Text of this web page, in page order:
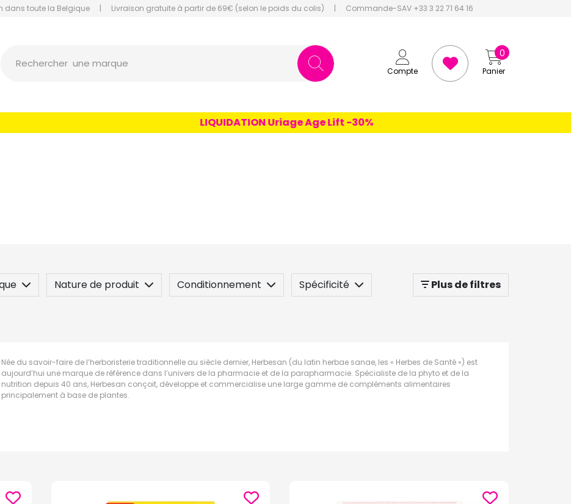
dans toute la Belgique | Livraison gratuite à partir de 69€ (selon le poids du colis) | Commande-SAV +33 3 22 71 64 16
Compte Panier
0
Rechercher un conseil
une marque
LIQUIDATION Uriage Age Lift -30%
Nature de produit Conditionnement
Spécificité
Plus de filtres
Née du savoir-faire de l’herboristerie traditionnelle au siècle dernier, Herbesan (du latin herbae sanae, les « Herbes de Santé ») est
aujourd’hui une marque de référence dans l’univers de la pharmacie et de la parapharmacie. Spécialiste de la phyto et de la
nutrition depuis 40 ans, Herbesan conçoit, développe et commercialise une large gamme de compléments alimentaires
principalement à base de plantes.